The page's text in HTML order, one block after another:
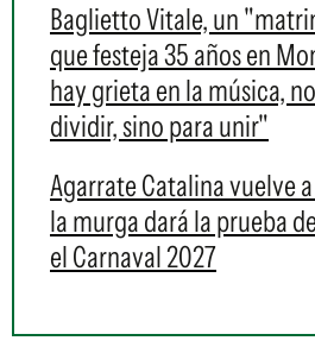
Baglietto Vitale, un
que festeja 35 años en
hay grieta en la música,
dividir, sino para unir"
Agarrate Catalina vuelve
la murga dará la prueba
el Carnaval 2027